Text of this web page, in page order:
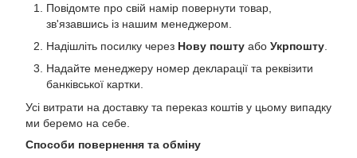
Повідомте про свій намір повернути товар,
зв'язавшись із нашим менеджером.
Надішліть посилку через Нову пошту або Укрпошту
Надайте менеджеру номер декларації та реквізити
банківської картки.
Усі витрати на доставку та переказ коштів у цьому випадку
ми беремо на себе.
Способи повернення та обміну